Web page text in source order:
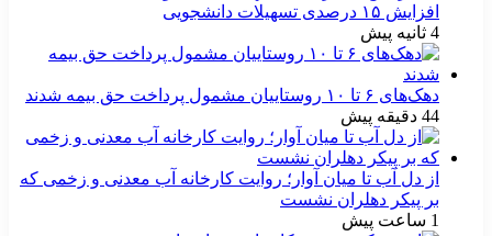
افزایش ۱۵ درصدی تسهیلات دانشجویی
4 ثانیه پیش
دهک‌های ۶ تا ۱۰ روستاییان مشمول پرداخت حق بیمه شدند
44 دقیقه پیش
از دل آب تا میان آوار؛ روایت کارخانه آب معدنی و زخمی که
بر پیکر دهلران نشست
1 ساعت پیش